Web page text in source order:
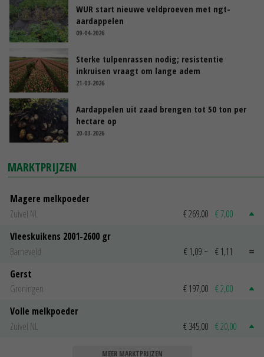
WUR start nieuwe veldproeven met ngt-
aardappelen
09-04-2026
Sterke tulpenrassen nodig; resistentie
inkruisen vraagt om lange adem
21-03-2026
Aardappelen uit zaad brengen tot 50 ton per
hectare op
20-03-2026
MARKTPRIJZEN
Magere melkpoeder
Zuivel NL
€ 269,00 € 7,00
Vleeskuikens 2001-2600 gr
Barneveld
€ 1,09 ~ € 1,11
Gerst
Groningen
€ 197,00 € 2,00
Volle melkpoeder
Zuivel NL
€ 345,00 € 20,00
MEER MARKTPRIJZEN